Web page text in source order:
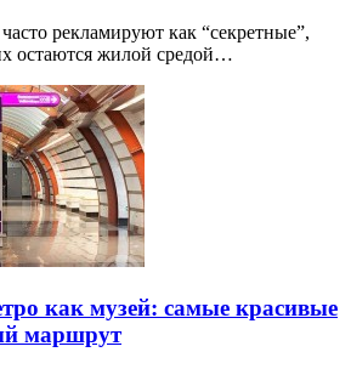
рекламируют как “секретные”,
остаются жилой средой…
как музей: самые красивые
маршрут